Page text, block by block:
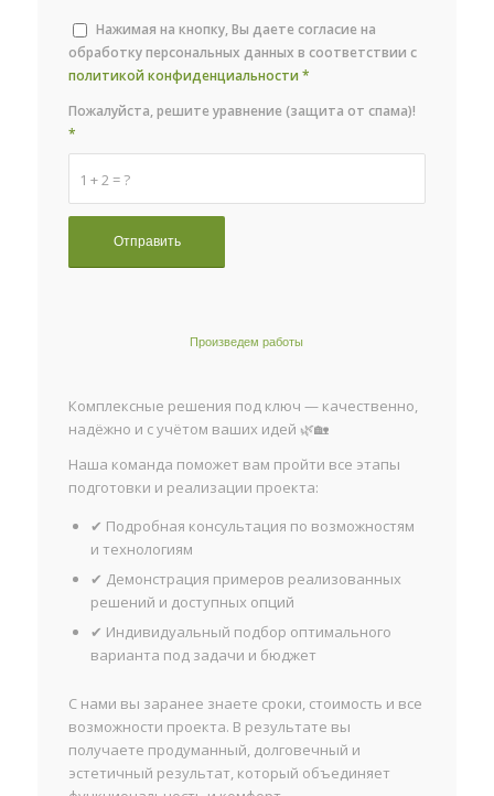
Нажимая на кнопку, Вы даете согласие на
обработку персональных данных в соответствии с
политикой конфиденциальности *
1 + 2 = ?
Пожалуйста, решите уравнение (защита от спама)!
*
Произведем работы
Комплексные решения под ключ — качественно,
надёжно и с учётом ваших идей 🌿🏡
Наша команда поможет вам пройти все этапы
подготовки и реализации проекта:
✔ Подробная консультация по возможностям
и технологиям
✔ Демонстрация примеров реализованных
решений и доступных опций
✔ Индивидуальный подбор оптимального
варианта под задачи и бюджет
С нами вы заранее знаете сроки, стоимость и все
возможности проекта. В результате вы
получаете продуманный, долговечный и
эстетичный результат, который объединяет